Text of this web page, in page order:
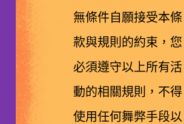
無條件自願接受本條
款與規則的約束，您
必須遵守以上所有活
動的相關規則，不得
使用任何舞弊手段以